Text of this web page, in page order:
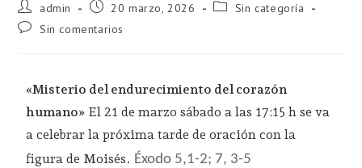
admin 20 marzo, 2026
Sin categoría
Sin comentarios
«Misterio del endurecimiento del corazón
humano» El 21 de marzo sábado a las 17:15 h se va
a celebrar la próxima tarde de oración con la
figura de Moisés. Éxodo 5,1-2; 7, 3-5